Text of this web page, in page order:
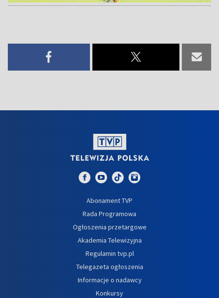
Abonament TVP
Rada Programowa
Ogłoszenia przetargowe
Akademia Telewizyjna
Regulamin tvp.pl
Telegazeta ogłoszenia
Informacje o nadawcy
Konkursy